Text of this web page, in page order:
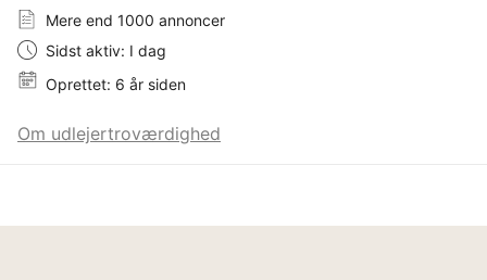
Mere end 1000 annoncer
Sidst aktiv: I dag
Oprettet: 6 år siden
Om udlejertroværdighed